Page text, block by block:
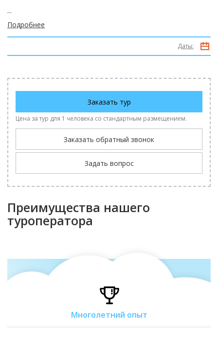
...
Подробнее
Даты:
Заказать тур
Цена за тур для 1 человека со стандартным размещением.
Заказать обратный звонок
Задать вопрос
Преимущества нашего
туроператора
Многолетний опыт